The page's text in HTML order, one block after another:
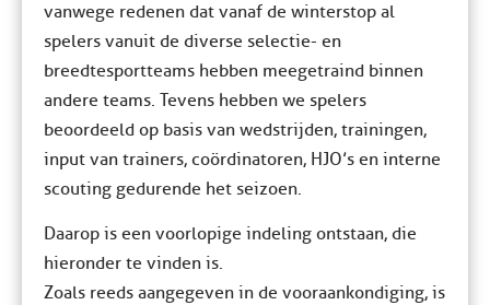
vanwege redenen dat vanaf de winterstop al
spelers vanuit de diverse selectie- en
breedtesportteams hebben meegetraind binnen
andere teams. Tevens hebben we spelers
beoordeeld op basis van wedstrijden, trainingen,
input van trainers, coördinatoren, HJO’s en interne
scouting gedurende het seizoen.
Daarop is een voorlopige indeling ontstaan, die
hieronder te vinden is.
Zoals reeds aangegeven in de vooraankondiging, is